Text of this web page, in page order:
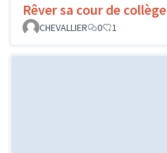
Rêver sa cour de collège
CHEVALLIER
0 1